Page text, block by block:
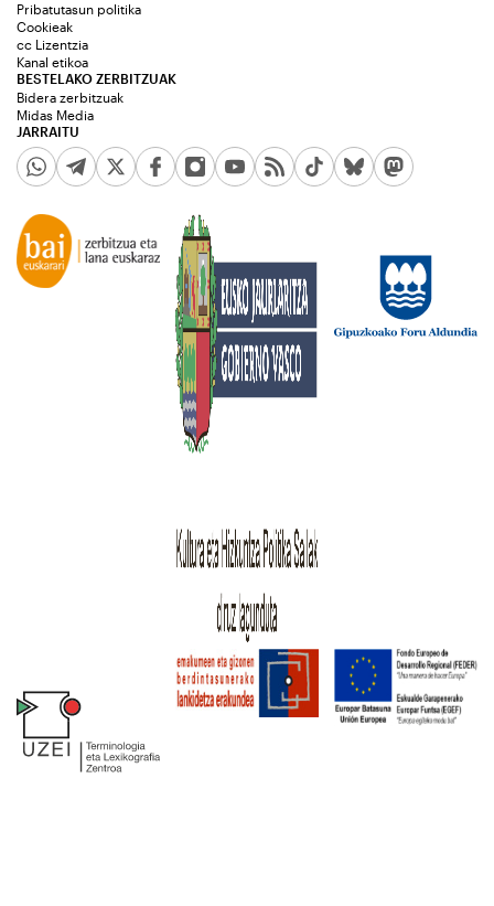
JARRAITU
Pribatutasun politika
Cookieak
cc Lizentzia
Kanal etikoa
BESTELAKO ZERBITZUAK
Bidera zerbitzuak
Midas Media